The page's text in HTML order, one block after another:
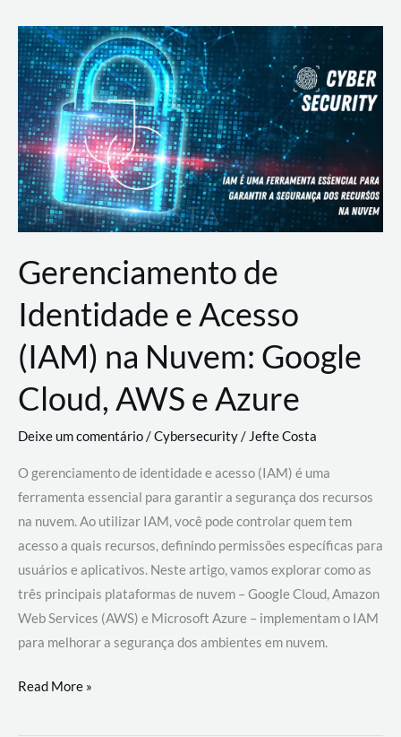
Desenvolvimento,
Segurança
e
Operações
Gerenciamento de
Identidade e Acesso
(IAM) na Nuvem: Google
Cloud, AWS e Azure
Deixe um comentário/Cybersecurity/ Jefte Costa
O gerenciamento de identidade e acesso (IAM) é uma
ferramenta essencial para garantir a segurança dos recursos
na nuvem. Ao utilizar IAM, você pode controlar quem tem
acesso a quais recursos, definindo permissões específicas para
usuários e aplicativos. Neste artigo, vamos explorar como as
três principais plataformas de nuvem – Google Cloud, Amazon
Web Services (AWS) e Microsoft Azure – implementam o IAM
para melhorar a segurança dos ambientes em nuvem.
Gerenciamento
Read More »